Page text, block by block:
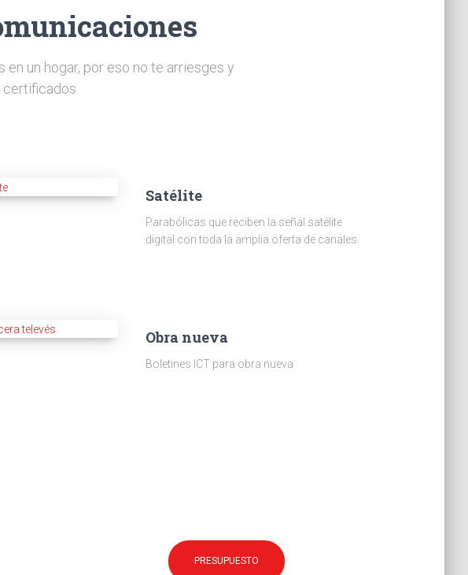
un hogar, por eso no te arriesges y
certificados
Satélite
Parabólicas que reciben la señal satélite
digital con toda la amplia oferta de canales.
Obra nueva
Boletines ICT para obra nueva
PRESUPUESTO